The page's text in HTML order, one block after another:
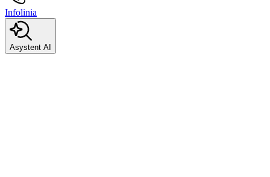
Infolinia
Asystent AI